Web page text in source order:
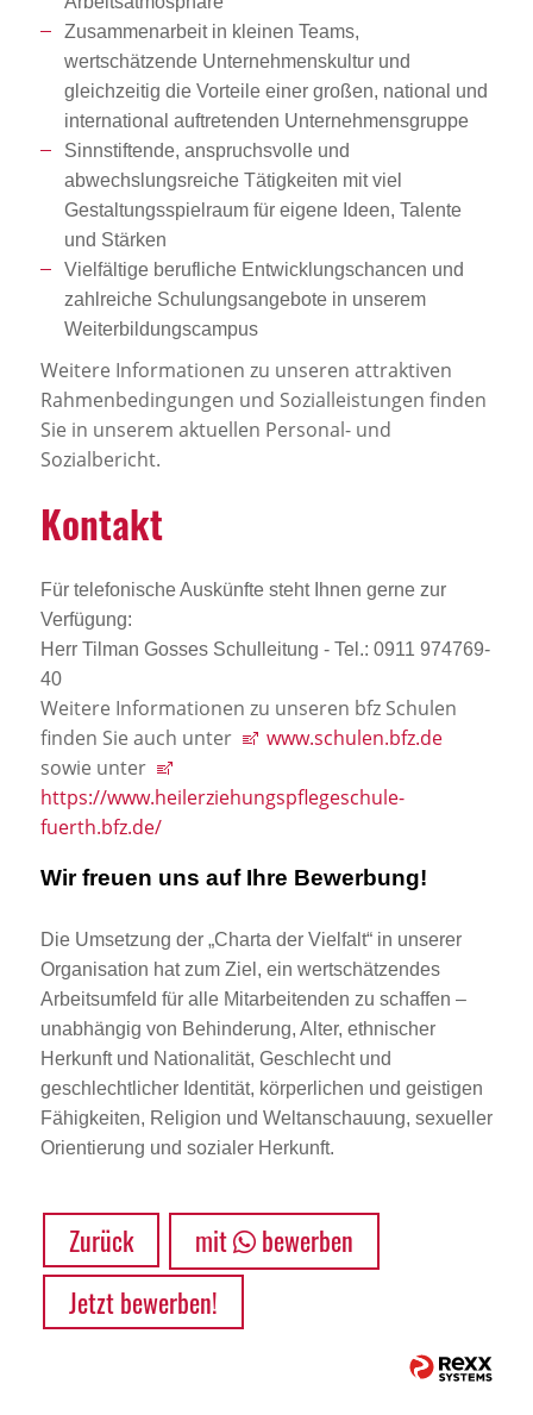
Zusammenarbeit in kleinen Teams,
wertschätzende Unternehmenskultur und
gleichzeitig die Vorteile einer großen, national und
international auftretenden Unternehmensgruppe
Sinnstiftende, anspruchsvolle und
abwechslungsreiche Tätigkeiten mit viel
Gestaltungsspielraum für eigene Ideen, Talente
und Stärken
Vielfältige berufliche Entwicklungschancen und
zahlreiche Schulungsangebote in unserem
Weiterbildungscampus
Weitere Informationen zu unseren attraktiven
Rahmenbedingungen und Sozialleistungen finden
Sie in unserem aktuellen Personal- und
Sozialbericht.
Kontakt
Für telefonische Auskünfte steht Ihnen gerne zur
Verfügung:
Herr Tilman Gosses Schulleitung - Tel.: 0911 974769-
40
Weitere Informationen zu unseren bfz Schulen
finden Sie auch unter
www.schulen.bfz.de
sowie unter
https://www.heilerziehungspflegeschule-
fuerth.bfz.de/
Wir freuen uns auf Ihre Bewerbung!
Die Umsetzung der „Charta der Vielfalt“ in unserer
Organisation hat zum Ziel, ein wertschätzendes
Arbeitsumfeld für alle Mitarbeitenden zu schaffen –
unabhängig von Behinderung, Alter, ethnischer
Herkunft und Nationalität, Geschlecht und
geschlechtlicher Identität, körperlichen und geistigen
Fähigkeiten, Religion und Weltanschauung, sexueller
Orientierung und sozialer Herkunft.
Zurück mit
bewerben
Jetzt bewerben!